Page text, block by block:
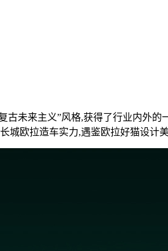
未来主义”风格,获得了行业内外的
城欧拉造车实力,遇鉴欧拉好猫设计美